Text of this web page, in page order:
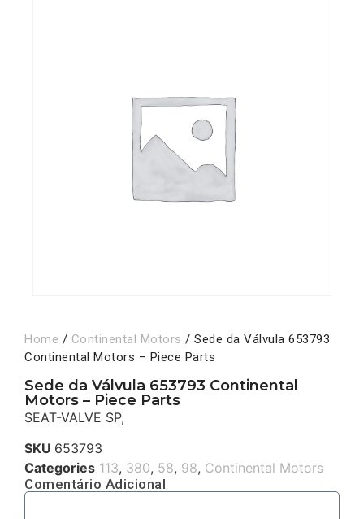
Home / Continental Motors / Sede da Válvula 653793
Continental Motors – Piece Parts
Sede da Válvula 653793 Continental
Motors – Piece Parts
SEAT-VALVE SP,
SKU 653793
Categories 113, 380, 58, 98, Continental Motors
Comentário Adicional